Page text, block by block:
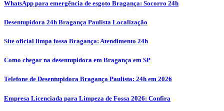
WhatsApp para emergência de esgoto Bragança: Socorro 24h
Desentupidora 24h Bragança Paulista Localização
Site oficial limpa fossa Bragança: Atendimento 24h
Como chegar na desentupidora em Bragança em SP
Telefone de Desentupidora Bragança Paulista: 24h em 2026
Empresa Licenciada para Limpeza de Fossa 2026: Confira